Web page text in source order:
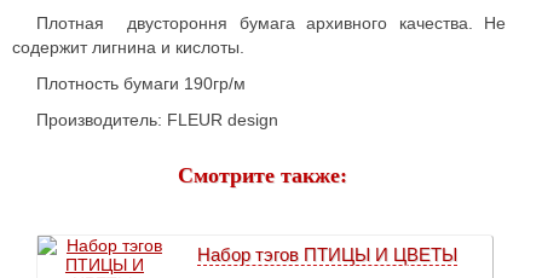
Плотная двустороння бумага архивного качества. Не
содержит лигнина и кислоты.
Плотность бумаги 190гр/м
Производитель: FLEUR design
Смотрите также:
Набор тэгов ПТИЦЫ И ЦВЕТЫ